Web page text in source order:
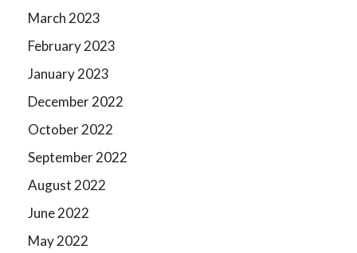
March 2023
February 2023
January 2023
December 2022
October 2022
September 2022
August 2022
June 2022
May 2022